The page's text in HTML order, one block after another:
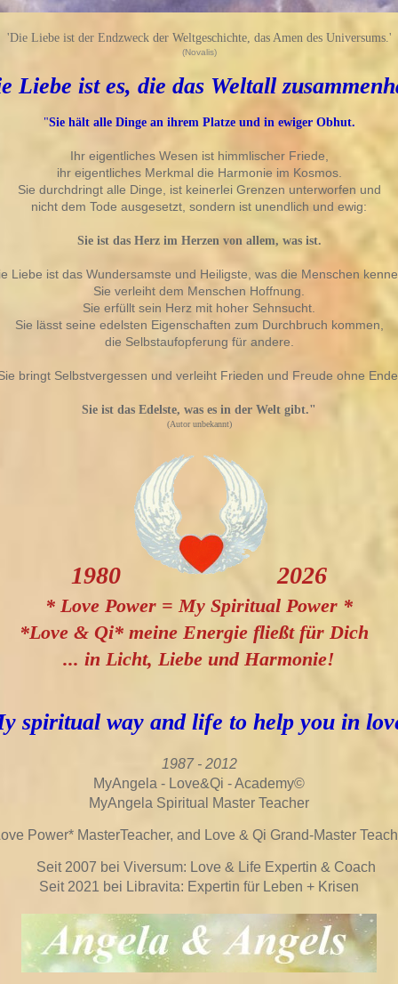
'Die Liebe ist der Endzweck der Weltgeschichte, das Amen des Universums.'
(Novalis)
Liebe ist es, die das Weltall
"Sie hält alle Dinge an ihrem Platze und in ewiger Obhut.
Ihr eigentliches Wesen ist himmlischer Friede,
ihr eigentliches Merkmal die Harmonie im Kosmos.
Sie durchdringt alle Dinge, ist keinerlei Grenzen unterworfen und
nicht dem Tode ausgesetzt, sondern ist unendlich und ewig:
Sie ist das Herz im Herzen von allem, was ist.
Liebe ist das Wundersamste und Heiligste, was die Menschen
Sie verleiht dem Menschen Hoffnung.
Sie erfüllt sein Herz mit hoher Sehnsucht.
Sie lässt seine edelsten Eigenschaften zum Durchbruch kommen,
die Selbstaufopferung für andere.
bringt Selbstvergessen und verleiht Frieden und Freude ohne
Sie ist das Edelste, was es in der Welt gibt."
(Autor unbekannt)
1980 2026
* Love Power = My Spiritual Power *
*Love & Qi* meine Energie fließt für Dich
... in Licht, Liebe und Harmonie!
spiritual way and life to help you in
1987 - 2012
MyAngela - Love&Qi - Academy©
MyAngela Spiritual Master Teacher
Power* MasterTeacher, and Love & Qi Grand-Master
Seit 2007 bei Viversum: Love & Life Expertin & Coach
Seit 2021 bei Libravita: Expertin für Leben + Krisen